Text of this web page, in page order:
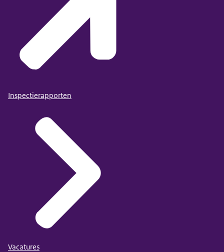
Inspectierapporten
Vacatures